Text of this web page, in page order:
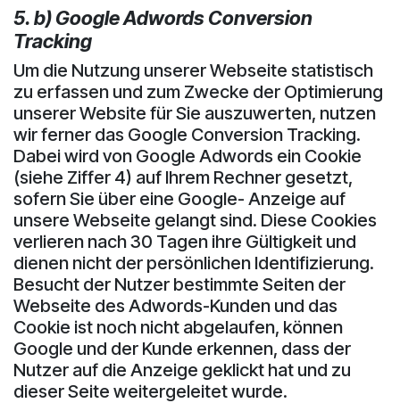
5. b) Google Adwords Conversion
Tracking
Um die Nutzung unserer Webseite statistisch
zu erfassen und zum Zwecke der Optimierung
unserer Website für Sie auszuwerten, nutzen
wir ferner das Google Conversion Tracking.
Dabei wird von Google Adwords ein Cookie
(siehe Ziffer 4) auf Ihrem Rechner gesetzt,
sofern Sie über eine Google- Anzeige auf
unsere Webseite gelangt sind. Diese Cookies
verlieren nach 30 Tagen ihre Gültigkeit und
dienen nicht der persönlichen Identifizierung.
Besucht der Nutzer bestimmte Seiten der
Webseite des Adwords-Kunden und das
Cookie ist noch nicht abgelaufen, können
Google und der Kunde erkennen, dass der
Nutzer auf die Anzeige geklickt hat und zu
dieser Seite weitergeleitet wurde.